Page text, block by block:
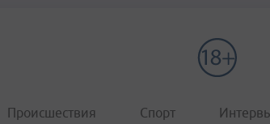
Происшествия Спорт